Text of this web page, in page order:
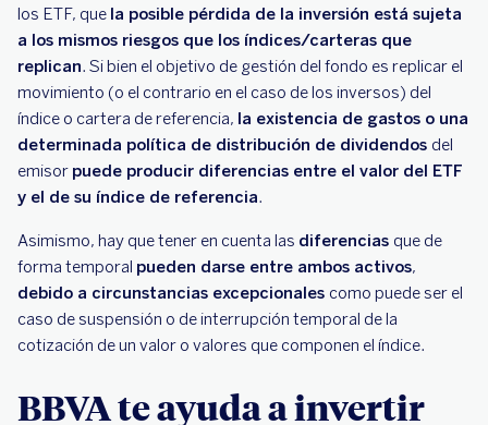
los ETF, que la posible pérdida de la inversión está sujeta
a los mismos riesgos que los índices/carteras que
replican. Si bien el objetivo de gestión del fondo es replicar el
movimiento (o el contrario en el caso de los inversos) del
índice o cartera de referencia, la existencia de gastos o una
determinada política de distribución de dividendos del
emisor puede producir diferencias entre el valor del ETF
y el de su índice de referencia.
Asimismo, hay que tener en cuenta las diferencias que de
forma temporal pueden darse entre ambos activos,
debido a circunstancias excepcionales como puede ser el
caso de suspensión o de interrupción temporal de la
cotización de un valor o valores que componen el índice.
BBVA te ayuda a invertir